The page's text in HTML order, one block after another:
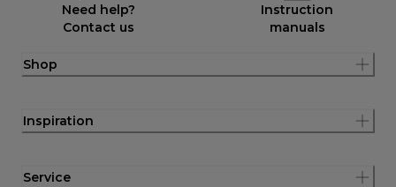
Need help?
Contact us
Instruction
manuals
Shop
Inspiration
Service